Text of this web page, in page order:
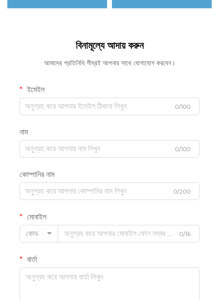
বিনামূল্যে আদায় করুন
আমাদের প্রতিনিধি শীঘ্রই আপনার সাথে যোগাযোগ করবেন।
ইমেইল
0/100
নাম
0/100
কোম্পানির নাম
0/200
মোবাইল
কোড
0/16
বার্তা